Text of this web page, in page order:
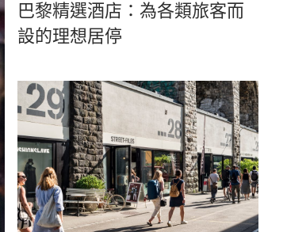
巴黎精選酒店：為各類旅客而
設的理想居停